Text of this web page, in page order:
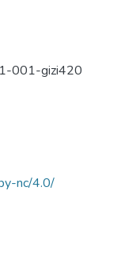
001-gizi420
nc/4.0/